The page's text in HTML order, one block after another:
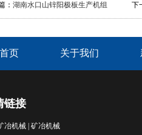
： 湖南水口山锌阳极板生产机组 下
页 关于我们
链接
冶机械| 矿冶机械